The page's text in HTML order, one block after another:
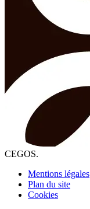
CEGOS.
Mentions légales
Plan du site
Cookies